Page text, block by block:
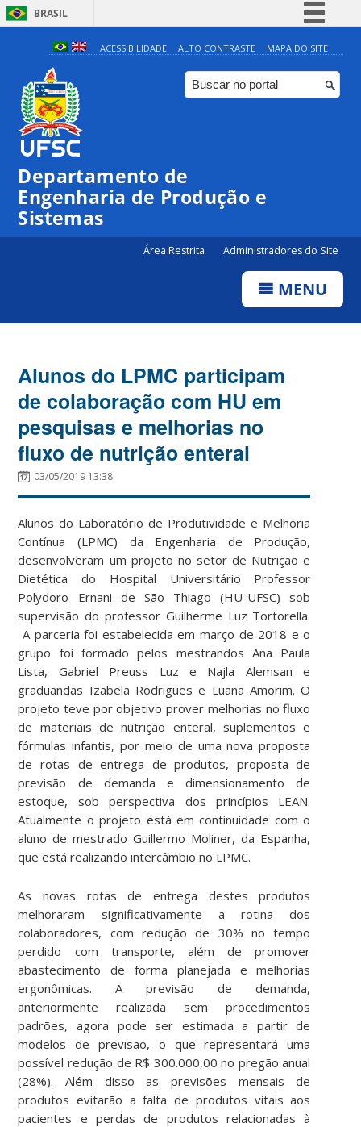
BRASIL
Simplifique!
Comunica BR
Participe
ACESSIBILIDADE ALTO CONTRASTE MAPA DO SITE
Departamento de
Engenharia de Produção e
Sistemas
Área Restrita Administradores do Site
MENU
Alunos do LPMC participam
de colaboração com HU em
pesquisas e melhorias no
fluxo de nutrição enteral
03/05/2019 13:38
Alunos do Laboratório de Produtividade e Melhoria
Contínua (LPMC) da Engenharia de Produção,
desenvolveram um projeto no setor de Nutrição e
Dietética do Hospital Universitário Professor
Polydoro Ernani de São Thiago (HU-UFSC) sob
supervisão do professor Guilherme Luz Tortorella.
A parceria foi estabelecida em março de 2018 e o
grupo foi formado pelos mestrandos Ana Paula
Lista, Gabriel Preuss Luz e Najla Alemsan e
graduandas Izabela Rodrigues e Luana Amorim. O
projeto teve por objetivo prover melhorias no fluxo
de materiais de nutrição enteral, suplementos e
fórmulas infantis, por meio de uma nova proposta
de rotas de entrega de produtos, proposta de
previsão de demanda e dimensionamento de
estoque, sob perspectiva dos princípios LEAN.
Atualmente o projeto está em continuidade com o
aluno de mestrado Guillermo Moliner, da Espanha,
que está realizando intercâmbio no LPMC.
As novas rotas de entrega destes produtos
melhoraram significativamente a rotina dos
colaboradores, com redução de 30% no tempo
perdido com transporte, além de promover
abastecimento de forma planejada e melhorias
ergonômicas. A previsão de demanda,
anteriormente realizada sem procedimentos
padrões, agora pode ser estimada a partir de
modelos de previsão, o que representará uma
possível redução de R$ 300.000,00 no pregão anual
(28%). Além disso as previsões mensais de
produtos evitarão a falta de produtos vitais aos
pacientes e perdas de produtos relacionadas à